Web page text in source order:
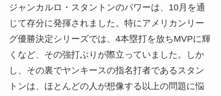
ジャンカルロ・スタントンのパワーは、10月を通
じて存分に発揮されました。特にアメリカンリー
グ優勝決定シリーズでは、4本塁打を放ちMVPに輝
くなど、その強打ぶりが際立っていました。しか
し、その裏でヤンキースの指名打者であるスタン
トンは、ほとんどの人が想像する以上の問題に悩